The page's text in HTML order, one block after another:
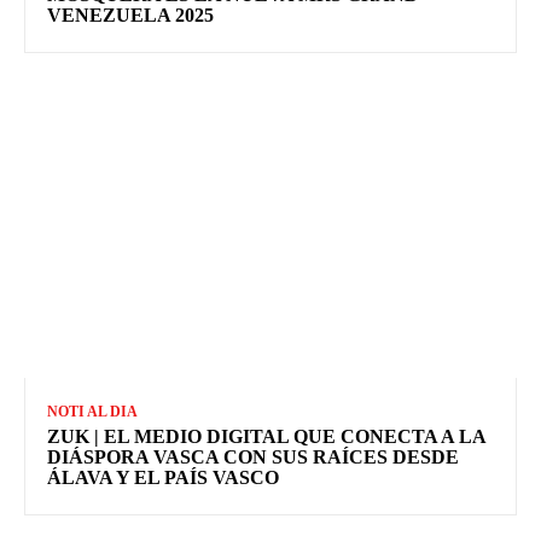
VENEZUELA 2025
NOTI AL DIA
ZUK | EL MEDIO DIGITAL QUE CONECTA A LA
DIÁSPORA VASCA CON SUS RAÍCES DESDE
ÁLAVA Y EL PAÍS VASCO